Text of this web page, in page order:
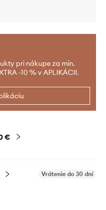
pri nákupe za min.
-10 % v APLIKÁCII.
€
Vrátenie do 30 dní